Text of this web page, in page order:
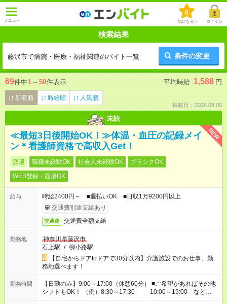
メニュー
0
気になる！ ログイン
検索結果
藤沢市で病院・医療・福祉関連のバイト一覧 条件の変更
69件中1 ～ 50件表示 平均時給: 1,588 円
新着順 時給順 人気順
掲載日：2026.08.06
未読
NEW
≪最短3日後開始OK！≫体温・血圧の記録メイ
ン＊看護師資格で高収入Get！
派遣 職種未経験OK 社会人未経験OK
ブランクOK
WEB登録・面接OK
給与
時給2400円～ ■週払いOK ■日収1万9200円以上
交通費別途支給あり
交通費 交通費全額支給
勤務地
神奈川県藤沢市
石上駅 / 柳小路駅
【自宅からドアtoドアで30分以内】介護施設でのお仕事。勤
務地選べます！
勤務時間
【日勤のみ】9:00～17:00（休憩60分） ■ご希望があればその他
シフトもOK！ （例）8:30～17:30 10:00～19:00 など
「家族とお休みを合わせたい」 「できれば残業はしたくない」